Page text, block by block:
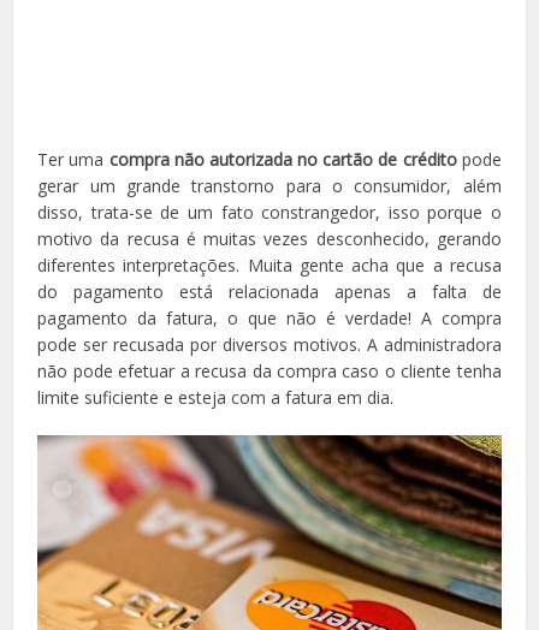
Ter uma compra não autorizada no cartão de créditopode
gerar um grande transtorno para o consumidor, além
disso, trata-se de um fato constrangedor, isso porque o
motivo da recusa é muitas vezes desconhecido, gerando
diferentes interpretações. Muita gente acha que a recusa
do pagamento está relacionada apenas a falta de
pagamento da fatura, o que não é verdade! A compra
pode ser recusada por diversos motivos. A administradora
não pode efetuar a recusa da compra caso o cliente tenha
limite suficiente e esteja com a fatura em dia.